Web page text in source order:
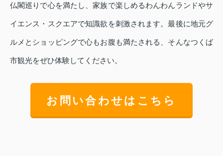
仏閣巡りで心を満たし、家族で楽しめるわんわんランドやサ
イエンス・スクエアで知識欲を刺激されます。最後に地元グ
ルメとショッピングで心もお腹も満たされる、そんなつくば
市観光をぜひ体験してください。
お問い合わせはこちら